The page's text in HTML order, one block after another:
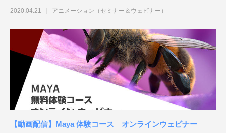
方向けに20
2020.04.21 アニメーション（セミナー＆ウェビナー）
【動画配信】Maya 体験コース オンラインウェビナー